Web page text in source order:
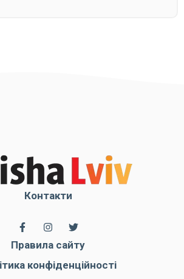
Контакти
Правила сайту
конфіденційності